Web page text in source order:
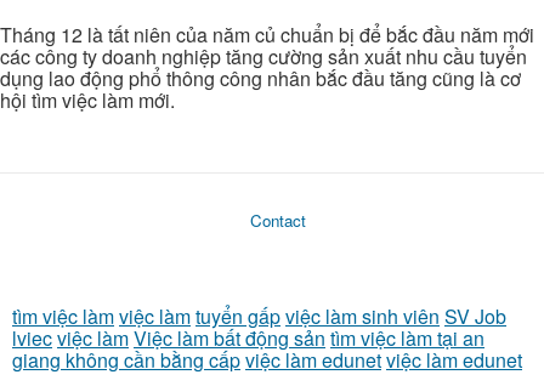
Tháng 12 là tất niên của năm củ chuẩn bị để bắc đầu năm mới
các công ty doanh nghiệp tăng cường sản xuất nhu cầu tuyển
dụng lao động phổ thông công nhân bắc đầu tăng cũng là cơ
hội tìm việc làm mới.
Contact
tìm việc làmviệc làmtuyển gấpviệc làm sinh viên SV Job
lviecviệc làmViệc làm bất động sản tìm việc làm tại an
giang không cần bằng cấpviệc làm edunetviệc làm edunet